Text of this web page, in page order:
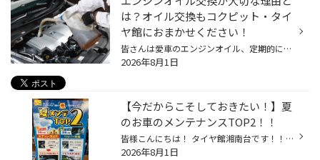
は？オイル交換もコクピット・タイ
ヤ館におまかせください！
皆さんは愛車のエンジンオイル、定期的に交換していますか? 大切な愛車のコンディションを保つだけではなく、楽しく安全にドライブするためには 定期的なエンジンオイル交換はとても大切です。 【エンジンオイル交換しないとどうなるの？】 エンジンオイルは、エンジン内部の部品がスムーズに動くよ...
2026年8月1日
【今だからこそしておきたい！】夏
のお車のメンテナンスTOP2！！
皆様こんにちは！ タイヤ館湘南台です！！ 夏も本番！ 旅行やレジャーなどで ロングドライブが増えてくるかと思いますが、 その前に、今だからこそしておきたい！ 夏のお車のメンテナンスTOP2がこちら！ ワイパー交換！！ エアコン添加剤！！ 大事な愛車をメンテナンスして お出掛け時のロングドラ...
2026年8月1日